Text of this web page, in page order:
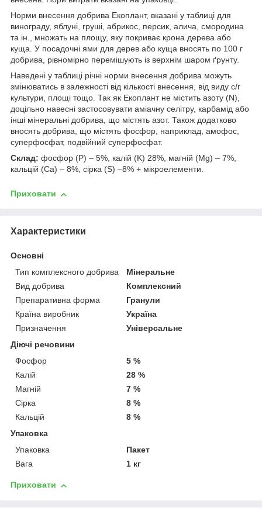
Норми внесення добрива Екоплант, вказані у таблиці для
винограду, яблуні, груші, абрикос, персик, алича, смородина
та ін., множать на площу, яку покриває крона дерева або
куща. У посадочні ями для дерев або куща вносять по 100 г
добрива, рівномірно перемішують із верхнім шаром ґрунту.
Наведені у таблиці річні норми внесення добрива можуть
змінюватись в залежності від кількості внесення, від виду с/г
культури, площі тощо. Так як Екоплант не містить азоту (N),
доцільно навесні застосовувати аміачну селітру, карбамід або
інші мінеральні добрива, що містять азот. Також додатково
вносять добрива, що містять фосфор, наприклад, амофос,
суперфосфат, подвійний суперфосфат.
Склад: фосфор (P) – 5%, калій (K) 28%, магній (Mg) – 7%,
кальцій (Ca) – 8%, сірка (S) –8% + мікроелементи.
Приховати
Характеристики
Основні
Тип комплексного добрива
Мінеральне
Вид добрива
Комплексний
Препаративна форма
Гранули
Країна виробник
Україна
Призначення
Універсальне
Діючі речовини
Фосфор
5 %
Калій
28 %
Магній
7 %
Сірка
8 %
Кальцій
8 %
Упаковка
Упаковка
Пакет
Вага
1 кг
Приховати